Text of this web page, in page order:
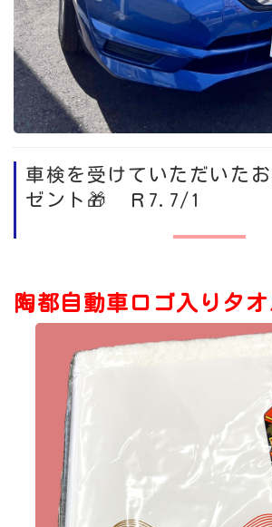
車検を受けていただいた
ゼント🎁 Ｒ7.7/1
陶都自動車ロゴ入りタオ